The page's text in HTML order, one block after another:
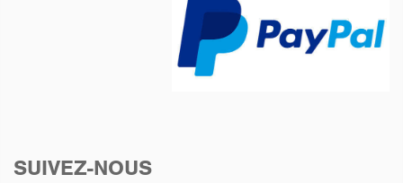
Remplacement Plaquette
SUIVEZ-NOUS